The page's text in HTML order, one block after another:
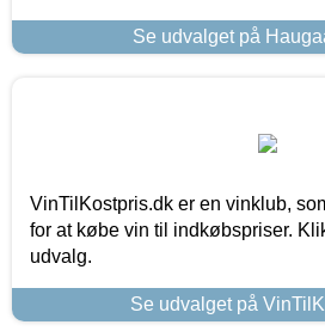
Se udvalget på
VinTilKostpris.dk er en vinklub,
for at købe vin til indkøbspriser.
udvalg.
Se udvalget på